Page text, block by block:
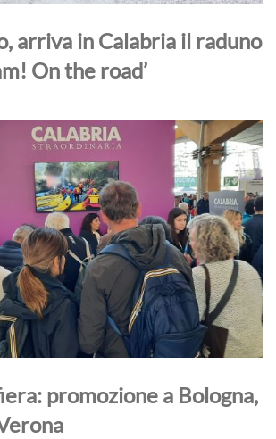
arriva in Calabria il raduno
On the road’
promozione a Bologna,